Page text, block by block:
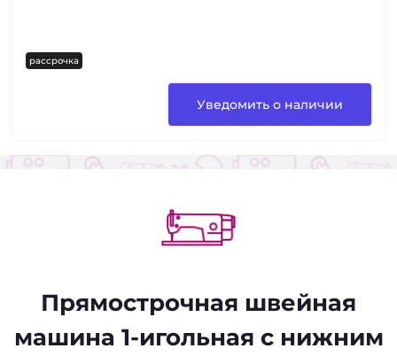
рассрочка
Уведомить о наличии
Прямострочная швейная
машина 1-игольная с нижним